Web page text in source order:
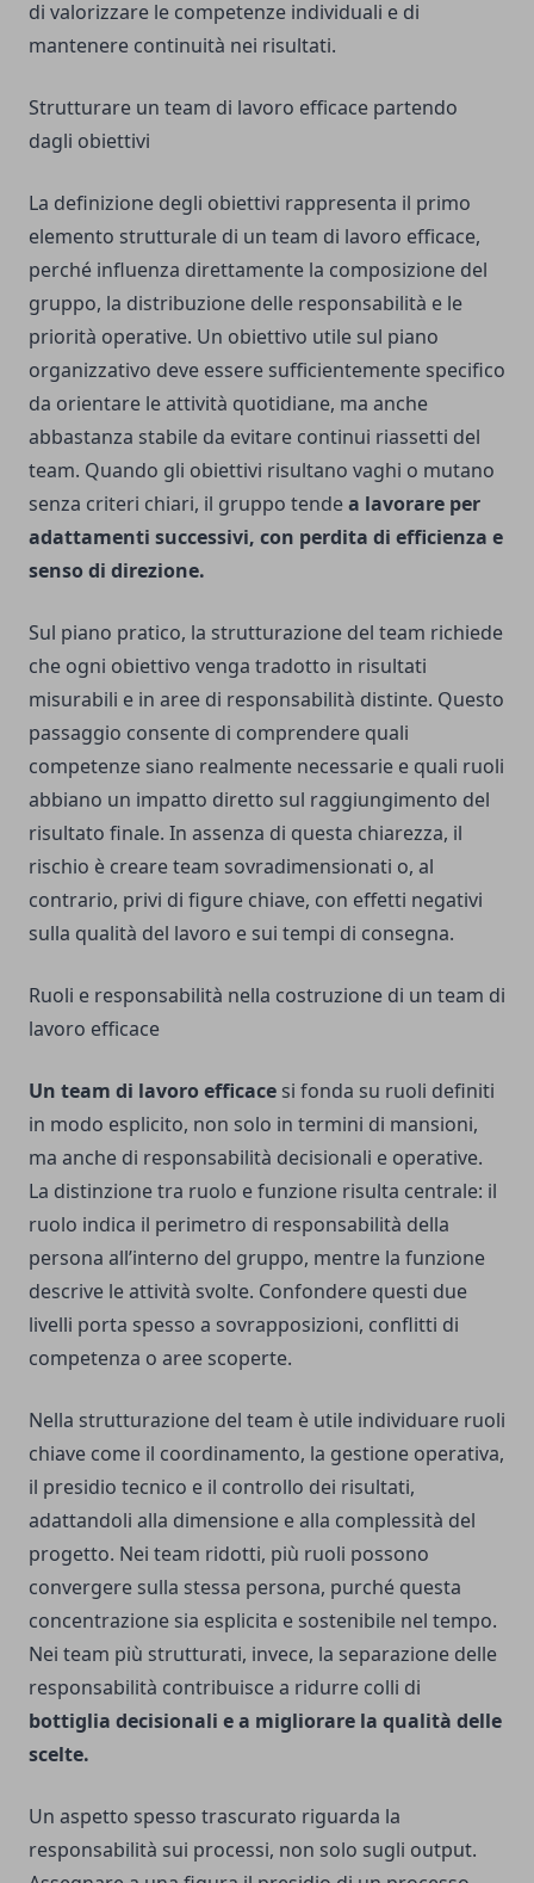
di valorizzare le competenze individuali e di
mantenere continuità nei risultati.
Strutturare un team di lavoro efficace partendo
dagli obiettivi
La definizione degli obiettivi rappresenta il primo
elemento strutturale di un team di lavoro efficace,
perché influenza direttamente la composizione del
gruppo, la distribuzione delle responsabilità e le
priorità operative. Un obiettivo utile sul piano
organizzativo deve essere sufficientemente specifico
da orientare le attività quotidiane, ma anche
abbastanza stabile da evitare continui riassetti del
team. Quando gli obiettivi risultano vaghi o mutano
senza criteri chiari, il gruppo tendea lavorare per
adattamenti successivi, con perdita di efficienza e
senso di direzione.
Sul piano pratico, la strutturazione del team richiede
che ogni obiettivo venga tradotto in risultati
misurabili e in aree di responsabilità distinte. Questo
passaggio consente di comprendere quali
competenze siano realmente necessarie e quali ruoli
abbiano un impatto diretto sul raggiungimento del
risultato finale. In assenza di questa chiarezza, il
rischio è creare team sovradimensionati o, al
contrario, privi di figure chiave, con effetti negativi
sulla qualità del lavoro e sui tempi di consegna.
Ruoli e responsabilità nella costruzione di un team di
lavoro efficace
Un team di lavoro efficace si fonda su ruoli definiti
in modo esplicito, non solo in termini di mansioni,
ma anche di responsabilità decisionali e operative.
La distinzione tra ruolo e funzione risulta centrale: il
ruolo indica il perimetro di responsabilità della
persona all’interno del gruppo, mentre la funzione
descrive le attività svolte. Confondere questi due
livelli porta spesso a sovrapposizioni, conflitti di
competenza o aree scoperte.
Nella strutturazione del team è utile individuare ruoli
chiave come il coordinamento, la gestione operativa,
il presidio tecnico e il controllo dei risultati,
adattandoli alla dimensione e alla complessità del
progetto. Nei team ridotti, più ruoli possono
convergere sulla stessa persona, purché questa
concentrazione sia esplicita e sostenibile nel tempo.
Nei team più strutturati, invece, la separazione delle
responsabilità contribuisce a ridurre colli di
bottiglia decisionali e a migliorare la qualità delle
scelte.
Un aspetto spesso trascurato riguarda la
responsabilità sui processi, non solo sugli output.